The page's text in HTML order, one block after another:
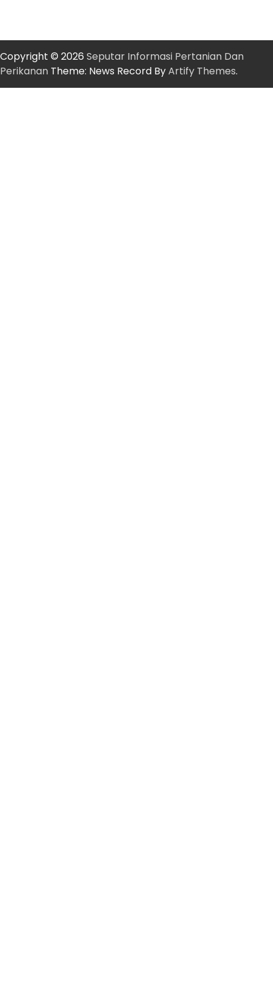
Copyright © 2026 Seputar Informasi Pertanian Dan
Perikanan Theme: News Record ByArtify Themes.